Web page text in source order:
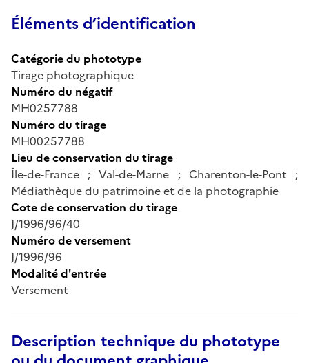
Éléments d’identification
Catégorie du phototype
Tirage photographique
Numéro du négatif
MH0257788
Numéro du tirage
MH00257788
Lieu de conservation du tirage
Île-de-France ; Val-de-Marne ; Charenton-le-Pont ;
Médiathèque du patrimoine et de la photographie
Cote de conservation du tirage
J/1996/96/40
Numéro de versement
J/1996/96
Modalité d'entrée
Versement
Description technique du phototype